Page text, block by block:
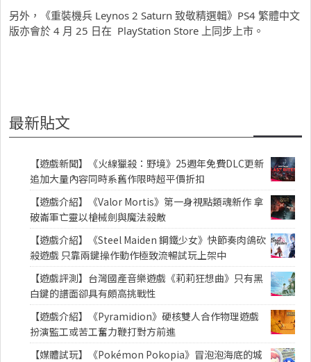
另外，《重裝機兵 Leynos 2 Saturn 致敬精選輯》PS4 繁體中文
版亦會於 4 月 25 日在 PlayStation Store 上同步上市。
最新貼文
【遊戲新聞】《火線獵殺：野境》25週年免費DLC更新
追加大量內容同時系舊作限時超平價折扣
【遊戲介紹】《Valor Mortis》第一身視點類魂新作 拿
破崙軍亡靈以槍械劍與魔法殺敵
【遊戲介紹】《Steel Maiden 鋼鐵少女》快節奏肉鴿砍
殺遊戲 只靠兩鍵操作動作極致流暢試玩上架中
【遊戲評測】台灣國產音樂遊戲《莉莉狂想曲》只有黑
白鍵的譜面卻具有頗高挑戰性
【遊戲介紹】《Pyramidion》硬核雙人合作物理遊戲
扮演監工或苦工奮力鞭打對方前進
【媒體試玩】《Pokémon Pokopia》冒泡泡海底的城